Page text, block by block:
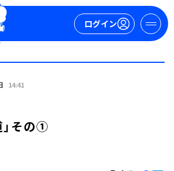
ログイン
14:41
」その①